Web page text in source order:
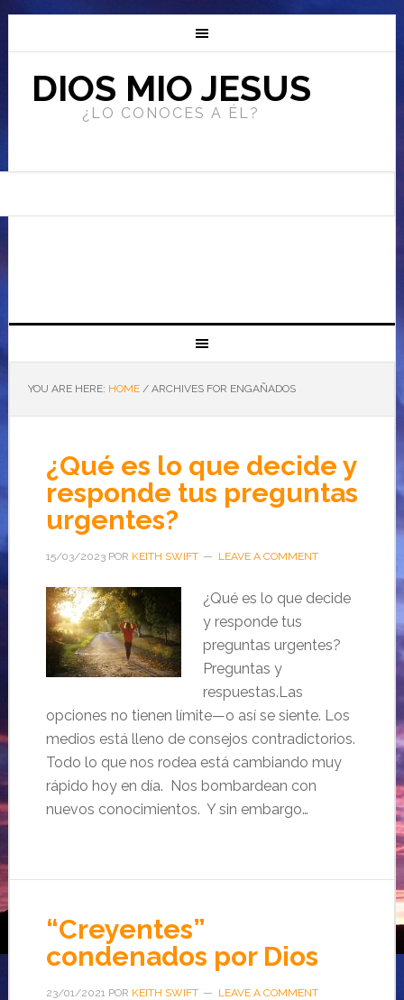
DIOS MIO JESUS
¿LO CONOCES A ÉL?
YOU ARE HERE: HOME /ARCHIVES FOR ENGAÑADOS
¿Qué es lo que decide y
responde tus preguntas
urgentes?
15/03/2023POR KEITH SWIFT LEAVE A COMMENT
¿Qué es lo que decide
y responde tus
preguntas urgentes?
Preguntas y
respuestas.Las
opciones no tienen límite—o así se siente. Los
medios está lleno de consejos contradictorios.
Todo lo que nos rodea está cambiando muy
rápido hoy en día. Nos bombardean con
nuevos conocimientos. Y sin embargo…
“Creyentes”
condenados por Dios
23/01/2021POR KEITH SWIFT LEAVE A COMMENT